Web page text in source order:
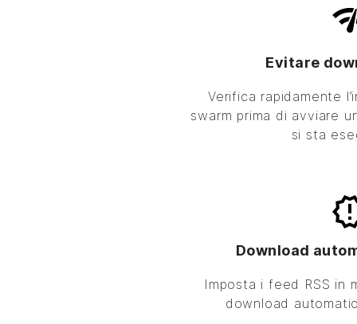
Evitare
Verifica rapidamente
swarm prima di avviare
si sta
Download
Imposta i feed RSS in
download